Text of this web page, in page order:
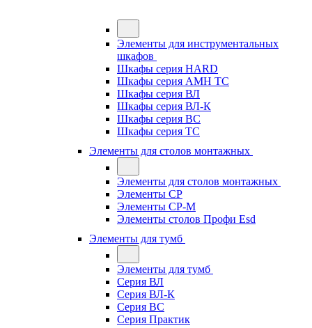
Элементы для инструментальных
шкафов
Шкафы серия HARD
Шкафы серия АМН ТС
Шкафы серия ВЛ
Шкафы серия ВЛ-К
Шкафы серия ВС
Шкафы серия ТС
Элементы для столов монтажных
Элементы для столов монтажных
Элементы СР
Элементы СР-М
Элементы столов Профи Esd
Элементы для тумб
Элементы для тумб
Серия ВЛ
Серия ВЛ-К
Серия ВС
Серия Практик